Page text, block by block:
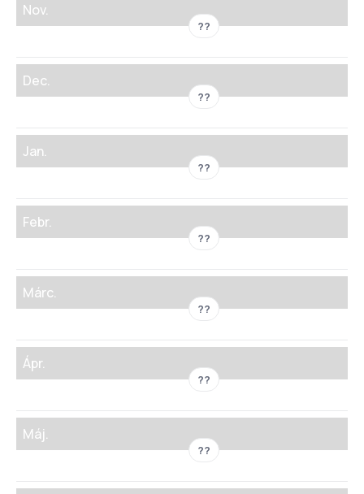
Nov.
??
Dec.
??
Jan.
??
Febr.
??
Márc.
??
Ápr.
??
Máj.
??